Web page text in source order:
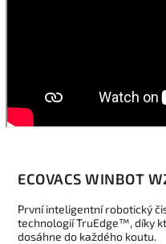
ECOVACS WINBOT
První inteligentní robotický
technologií TruEdge™, díky
dosáhne do každého koutu.